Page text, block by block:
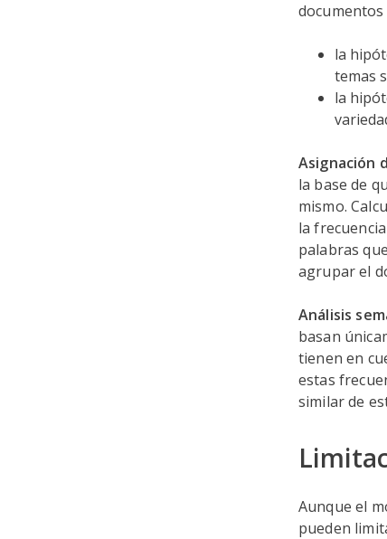
la
temas
la
Asignación
la base de
mismo.
la
palabras
agrupar el
Análisis
basan
tienen en
estas
similar de
Aunque el
pueden